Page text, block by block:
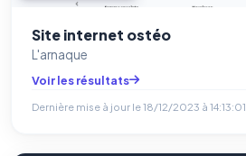
Site internet ostéo
L'arnaque
Voir les résultats
Dernière mise à jour le18/12/2023 à 14:13:01